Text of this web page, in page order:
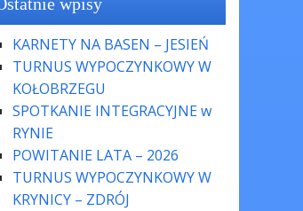
KARNETY NA BASEN – JESIEŃ
TURNUS WYPOCZYNKOWY W
KOŁOBRZEGU
SPOTKANIE INTEGRACYJNE w
RYNIE
POWITANIE LATA – 2026
TURNUS WYPOCZYNKOWY W
KRYNICY – ZDRÓJ